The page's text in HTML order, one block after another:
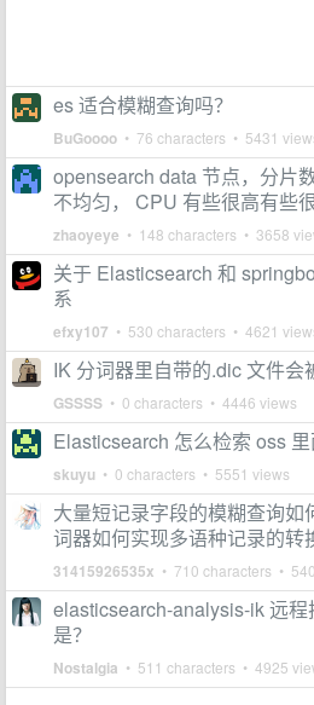
es 适合模糊查询吗？
BuGoooo • 76 characters • 5431
opensearch data 节点，分片
不均匀， CPU 有些很高有些
zhaoyeye • 148 characters • 3658
关于 Elasticsearch 和
系
efxy107 • 530 characters • 4621
IK 分词器里自带的.dic 文件会
GSSSS • 0 characters • 4446 views
‌Elasticsearch 怎么检索 oss
skuyu • 0 characters • 5551 views
大量短记录字段的模糊查询如
词器如何实现多语种记录的转
31415926535x • 710 characters •
elasticsearch-analysis-ik 远
是？
Nostalgia • 511 characters • 4925